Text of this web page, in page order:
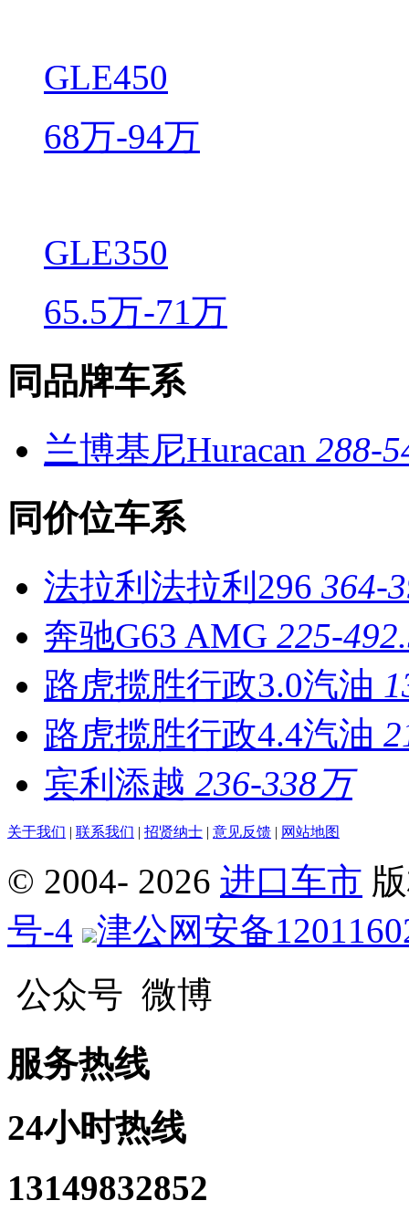
GLE450
68万-94万
GLE350
65.5万-71万
同品牌车系
兰博基尼Huracan 288-
同价位车系
法拉利法拉利296 364-
奔驰G63 AMG 225-
路虎揽胜行政3.0汽油
路虎揽胜行政4.4汽油
宾利添越 236-338万
关于我们 联系我们 招贤纳士 意见反馈 网站地图
© 2004- 2026 进口车市
号-4
津公网安备
公众号 微博
服务热线
24小时热线
13149832852